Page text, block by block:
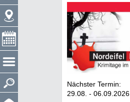
Nächster Termin:
29.08. - 06.09.2026